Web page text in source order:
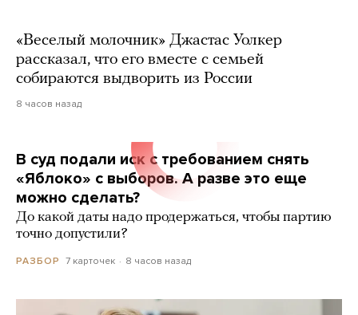
«Веселый молочник» Джастас Уолкер
рассказал, что его вместе с семьей
собираются выдворить из России
8 часов назад
В суд подали иск с требованием снять
«Яблоко» с выборов. А разве это еще
можно сделать?
До какой даты надо продержаться, чтобы партию
точно допустили?
РАЗБОР 7 карточек 8 часов назад